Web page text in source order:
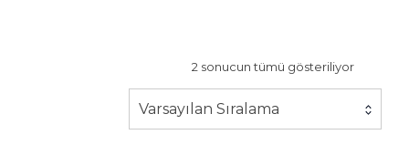
2 sonucun tümü gösteriliyor
Varsayılan Sıralama